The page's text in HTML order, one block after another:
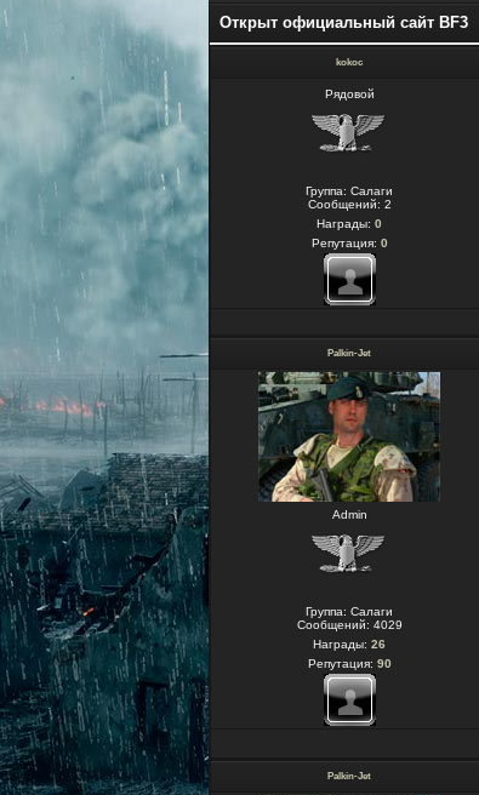
Открыт официальный сайт BF3
kokoc
Рядовой
Группа: Салаги
Сообщений: 2
Награды: 0
Репутация: 0
Palkin-Jet
Admin
Группа: Салаги
Сообщений: 4029
Награды: 26
Репутация: 90
Palkin-Jet